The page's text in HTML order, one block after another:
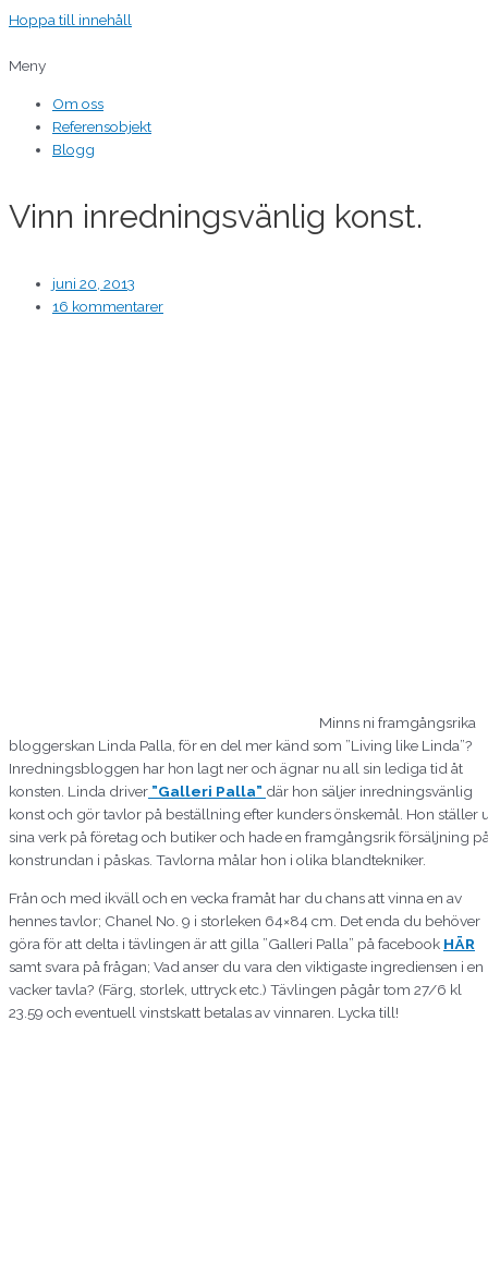
Hoppa till innehåll
Meny
Om oss
Referensobjekt
Blogg
Vinn inredningsvänlig konst.
juni 20, 2013
16 kommentarer
Minns ni framgångsrika
bloggerskan Linda Palla, för en del mer känd som ”Living like Linda”?
Inredningsbloggen har hon lagt ner och ägnar nu all sin lediga tid åt
konsten. Linda driver ”Galleri Palla” där hon säljer inredningsvänlig
konst och gör tavlor på beställning efter kunders önskemål. Hon ställer
sina verk på företag och butiker och hade en framgångsrik försäljning
konstrundan i påskas. Tavlorna målar hon i olika blandtekniker.
Från och med ikväll och en vecka framåt har du chans att vinna en av
hennes tavlor; Chanel No. 9 i storleken 64×84 cm. Det enda du behöver
göra för att delta i tävlingen är att gilla ”Galleri Palla” på facebook HÄR
samt svara på frågan; Vad anser du vara den viktigaste ingrediensen i en
vacker tavla? (Färg, storlek, uttryck etc.) Tävlingen pågår tom 27/6 kl
23.59 och eventuell vinstskatt betalas av vinnaren. Lycka till!